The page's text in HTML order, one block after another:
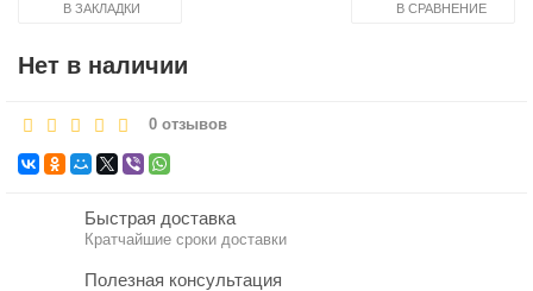
В ЗАКЛАДКИ В СРАВНЕНИЕ
Нет в наличии
0 отзывов
Быстрая доставка
Кратчайшие сроки доставки
Полезная консультация